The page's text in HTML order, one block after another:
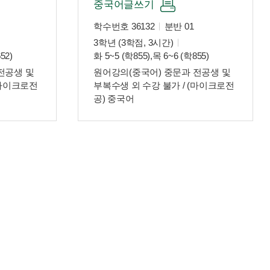
공생 및
크로전
중국어글쓰기
학수번호 36132
분반 01
3학년 (3학점, 3시간)
화 5~5 (학855),목 6~6 (학855)
원어강의(중국어) 중문과 전공생 및
부복수생 외 수강 불가 / (마이크로전
공) 중국어